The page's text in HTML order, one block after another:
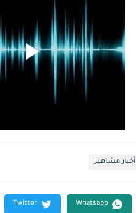
أخبار مشاهير